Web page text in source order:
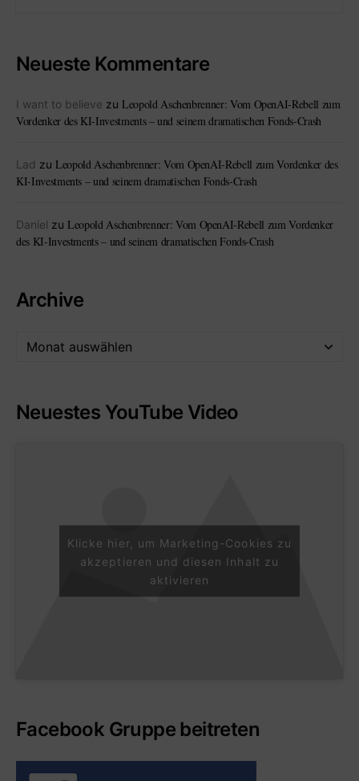
Neueste Kommentare
I want to believe zu Leopold Aschenbrenner: Vom OpenAI-Rebell zum
Vordenker des KI-Investments – und seinem dramatischen Fonds-Crash
Lad zu Leopold Aschenbrenner: Vom OpenAI-Rebell zum Vordenker des
KI-Investments – und seinem dramatischen Fonds-Crash
Daniel zu Leopold Aschenbrenner: Vom OpenAI-Rebell zum Vordenker
des KI-Investments – und seinem dramatischen Fonds-Crash
Archive
Neuestes YouTube Video
Klicke hier, um Marketing-Cookies zu
akzeptieren und diesen Inhalt zu
aktivieren
Facebook Gruppe beitreten